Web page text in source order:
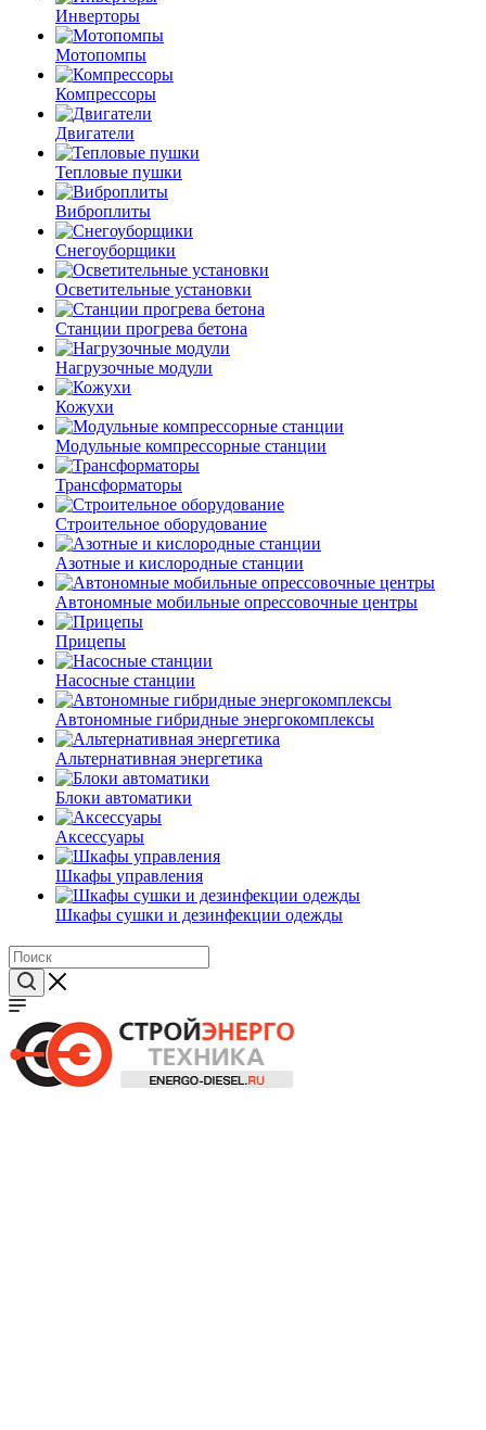
Инверторы
Мотопомпы
Компрессоры
Двигатели
Тепловые пушки
Виброплиты
Снегоуборщики
Осветительные установки
Станции прогрева бетона
Нагрузочные модули
Кожухи
Модульные компрессорные станции
Трансформаторы
Строительное оборудование
Азотные и кислородные станции
Автономные мобильные опрессовочные центры
Прицепы
Насосные станции
Автономные гибридные энергокомплексы
Альтернативная энергетика
Блоки автоматики
Аксессуары
Шкафы управления
Шкафы сушки и дезинфекции одежды